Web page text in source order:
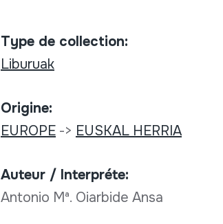
Type de collection:
Liburuak
Origine:
EUROPE-> EUSKAL HERRIA
Auteur / Interpréte:
Antonio Mª. Oiarbide Ansa